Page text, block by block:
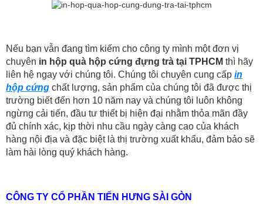
Nếu bạn vẫn đang tìm kiếm cho công ty mình một đơn vị
chuyên in hộp quà hộp cứng đựng trà tại TPHCM thì hãy
liên hệ ngay với chúng tôi. Chúng tôi chuyên cung cấp in
hộp cứng chất lượng, sản phẩm của chúng tôi đã được thị
trường biết đến hơn 10 năm nay và chúng tôi luôn không
ngừng cải tiến, đầu tư thiết bị hiện đại nhằm thỏa mãn đầy
đủ chính xác, kịp thời nhu cầu ngày càng cao của khách
hàng nội địa và đặc biệt là thị trường xuất khẩu, đảm bảo sẽ
làm hài lòng quý khách hàng.
CÔNG TY CỔ PHẦN TIẾN HƯNG SÀI GÒN